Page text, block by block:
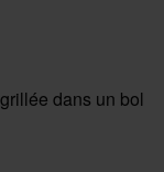
dans un bol